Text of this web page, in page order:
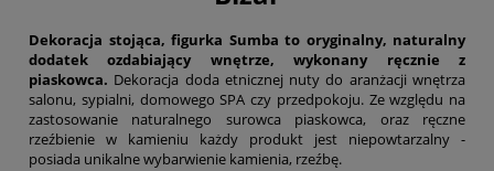
Dekoracja stojąca, figurka Sumba to oryginalny, naturalny
dodatek ozdabiający wnętrze, wykonany ręcznie z
piaskowca. Dekoracja doda etnicznej nuty do aranżacji wnętrza
salonu, sypialni, domowego SPA czy przedpokoju. Ze względu na
zastosowanie naturalnego surowca piaskowca, oraz ręczne
rzeźbienie w kamieniu każdy produkt jest niepowtarzalny -
posiada unikalne wybarwienie kamienia, rzeźbę.